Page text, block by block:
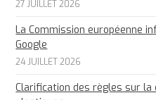
27 JUILLET 2026
La Commission européenne
Google
24 JUILLET 2026
Clarification des règles sur